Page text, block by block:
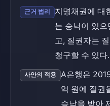
근거 법리
지명채권에 대
는 승낙이 있
고, 질권자는
청구할 수 있다.
사안의 적용
A은행은
억 원에 질권
승낙을 받아